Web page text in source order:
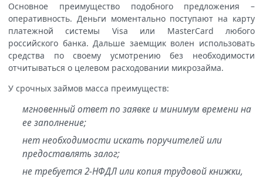
Основное преимущество подобного предложения –
оперативность. Деньги моментально поступают на карту
платежной системы Visa или MasterCard любого
российского банка. Дальше заемщик волен использовать
средства по своему усмотрению без необходимости
отчитываться о целевом расходовании микрозайма.
У срочных займов масса преимуществ:
мгновенный ответ по заявке и минимум времени на
ее заполнение;
нет необходимости искать поручителей или
предоставлять залог;
не требуется 2-НФДЛ или копия трудовой книжки,